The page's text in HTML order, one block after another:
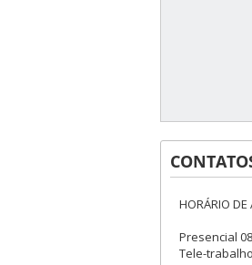
HORÁRIO DE
Presencial
Tele-